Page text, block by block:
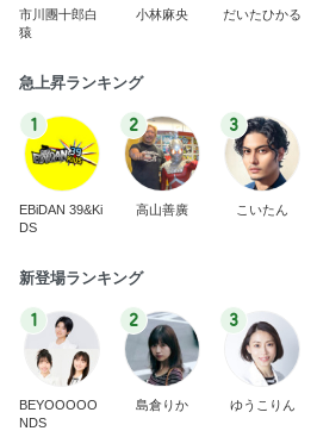
市川團十郎白
猿
小林麻央 だいたひかる
急上昇ランキング
1
EBiDAN 39&Ki
DS
2
高山善廣
3
こいたん
新登場ランキング
1
BEYOOOOO
NDS
2
島倉りか
3
ゆうこりん